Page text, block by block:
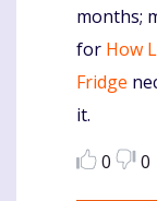
months;
for How
Fridge
it.
0
0